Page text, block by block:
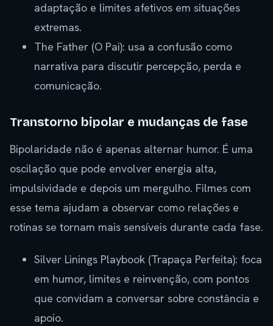
adaptação e limites afetivos em situações
extremas.
The Father (O Pai): usa a confusão como
narrativa para discutir percepção, perda e
comunicação.
Transtorno bipolar e mudanças de fase
Bipolaridade não é apenas alternar humor. É uma
oscilação que pode envolver energia alta,
impulsividade e depois um mergulho. Filmes com
esse tema ajudam a observar como relações e
rotinas se tornam mais sensíveis durante cada fase.
Silver Linings Playbook (Trapaça Perfeita): foca
em humor, limites e reinvenção, com pontos
que convidam a conversar sobre constância e
apoio.